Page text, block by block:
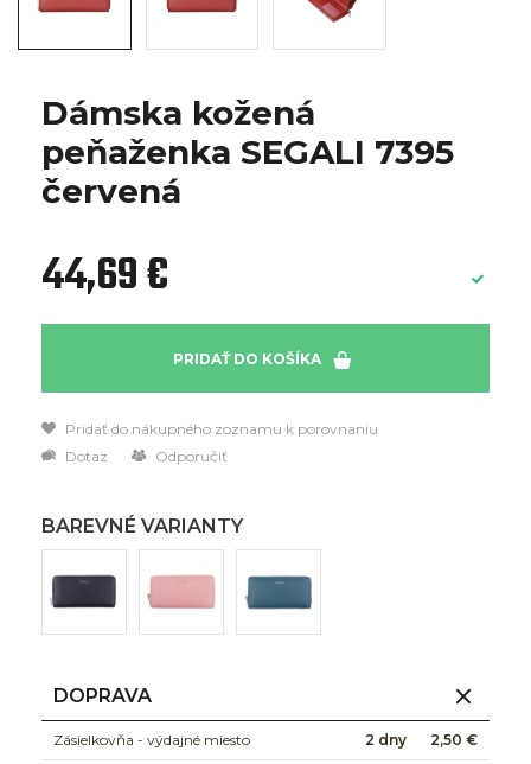
Dámska kožená
peňaženka SEGALI 7395
červená
44,69 €
PRIDAŤ DO KOŠÍKA
Pridať do nákupného zoznamu k porovnaniu
Dotaz
Odporučiť
BAREVNÉ VARIANTY
DOPRAVA
Zásielkovňa - výdajné miesto 2 dny 2,50 €